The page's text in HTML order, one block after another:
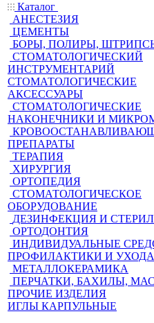
Каталог
АНЕСТЕЗИЯ
ЦЕМЕНТЫ
БОРЫ, ПОЛИРЫ,
СТОМАТОЛОГИЧЕСКИЙ
ИНСТРУМЕНТАРИЙ
СТОМАТОЛОГИЧЕСКИЕ
АКСЕССУАРЫ
СТОМАТОЛОГИЧЕСКИЕ
НАКОНЕЧНИКИ И
ПРЕПАРАТЫ
ТЕРАПИЯ
ХИРУРГИЯ
ОРТОПЕДИЯ
СТОМАТОЛОГИЧЕСКОЕ
ОБОРУДОВАНИЕ
ДЕЗИНФЕКЦИЯ И
ОРТОДОНТИЯ
ИНДИВИДУАЛЬНЫЕ
ПРОФИЛАКТИКИ И УХОДА
МЕТАЛЛОКЕРАМИКА
ПЕРЧАТКИ, БАХИЛЫ,
ПРОЧИЕ ИЗДЕЛИЯ
ИГЛЫ КАРПУЛЬНЫЕ